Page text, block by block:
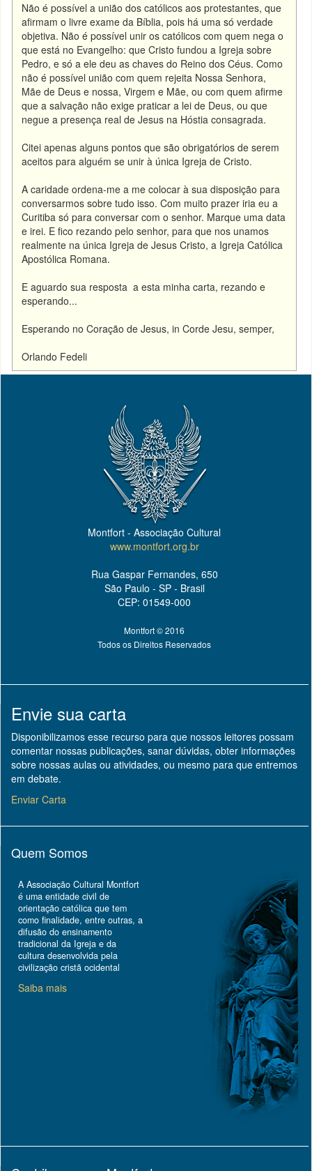
Não é possível a união dos católicos aos protestantes, que
afirmam o livre exame da Bíblia, pois há uma só verdade
objetiva. Não é possível unir os católicos com quem nega o
que está no Evangelho: que Cristo fundou a Igreja sobre
Pedro, e só a ele deu as chaves do Reino dos Céus. Como
não é possível união com quem rejeita Nossa Senhora,
Mãe de Deus e nossa, Virgem e Mãe, ou com quem afirme
que a salvação não exige praticar a lei de Deus, ou que
negue a presença real de Jesus na Hóstia consagrada.
Citei apenas alguns pontos que são obrigatórios de serem
aceitos para alguém se unir à única Igreja de Cristo.
A caridade ordena-me a me colocar à sua disposição para
conversarmos sobre tudo isso. Com muito prazer iria eu a
Curitiba só para conversar com o senhor. Marque uma data
e irei. E fico rezando pelo senhor, para que nos unamos
realmente na única Igreja de Jesus Cristo, a Igreja Católica
Apostólica Romana.
E aguardo sua resposta a esta minha carta, rezando e
esperando...
Esperando no Coração de Jesus, in Corde Jesu, semper,
Orlando Fedeli
Montfort - Associação Cultural
www.montfort.org.br
Rua Gaspar Fernandes, 650
São Paulo - SP - Brasil
CEP: 01549-000
Montfort © 2016
Todos os Direitos Reservados
Envie sua carta
Disponibilizamos esse recurso para que nossos leitores possam
comentar nossas publicações, sanar dúvidas, obter informações
sobre nossas aulas ou atividades, ou mesmo para que entremos
em debate.
Enviar Carta
Quem Somos
A Associação Cultural Montfort
é uma entidade civil de
orientação católica que tem
como finalidade, entre outras, a
difusão do ensinamento
tradicional da Igreja e da
cultura desenvolvida pela
civilização cristã ocidental
Saiba mais